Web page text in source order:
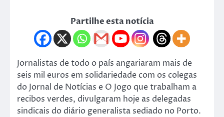
Partilhe esta notícia
Jornalistas de todo o país angariaram mais de
seis mil euros em solidariedade com os colegas
do Jornal de Notícias e O Jogo que trabalham a
recibos verdes, divulgaram hoje as delegadas
sindicais do diário generalista sediado no Porto.